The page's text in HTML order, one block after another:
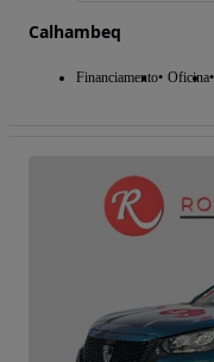
Calhambeq
Financiamento Oficina